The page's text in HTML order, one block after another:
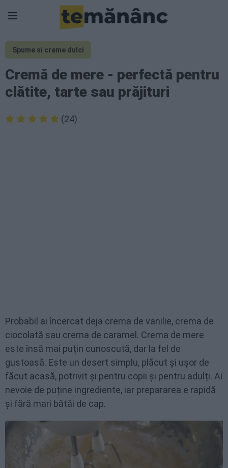
Spume si creme dulci
Cremă de mere - perfectă pentru
clătite, tarte sau prăjituri
(24)
Probabil ai încercat deja crema de vanilie, crema de
ciocolată sau crema de caramel. Crema de mere
este însă mai puțin cunoscută, dar la fel de
gustoasă. Este un desert simplu, plăcut și ușor de
făcut acasă, potrivit și pentru copii și pentru adulți. Ai
nevoie de puține ingrediente, iar prepararea e rapidă
și fără mari bătăi de cap.